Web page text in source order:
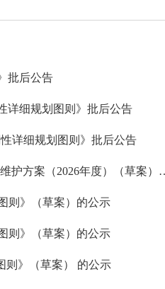
批后公告
详细规划图则》批后公告
详细规划图则》批后公告
《桃源县国土空间总体规划（2021
则》（草案）的公示
则》（草案）的公示
则》（草案） 的公示